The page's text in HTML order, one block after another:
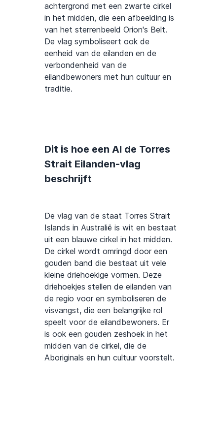
achtergrond met een zwarte cirkel
in het midden, die een afbeelding is
van het sterrenbeeld Orion's Belt.
De vlag symboliseert ook de
eenheid van de eilanden en de
verbondenheid van de
eilandbewoners met hun cultuur en
traditie.
Dit is hoe een AI de Torres
Strait Eilanden-vlag
beschrijft
De vlag van de staat Torres Strait
Islands in Australië is wit en bestaat
uit een blauwe cirkel in het midden.
De cirkel wordt omringd door een
gouden band die bestaat uit vele
kleine driehoekige vormen. Deze
driehoekjes stellen de eilanden van
de regio voor en symboliseren de
visvangst, die een belangrijke rol
speelt voor de eilandbewoners. Er
is ook een gouden zeshoek in het
midden van de cirkel, die de
Aboriginals en hun cultuur voorstelt.